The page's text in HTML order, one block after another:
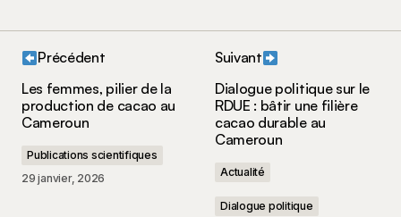
champs obligatoires sont indiqués avec*
Précédent
Les femmes, pilier de la
production de cacao au
Cameroun
Publications scientifiques
29 janvier, 2026
Suivant
Dialogue politique sur le
RDUE : bâtir une filière
cacao durable au
Cameroun
Actualité
Dialogue politique